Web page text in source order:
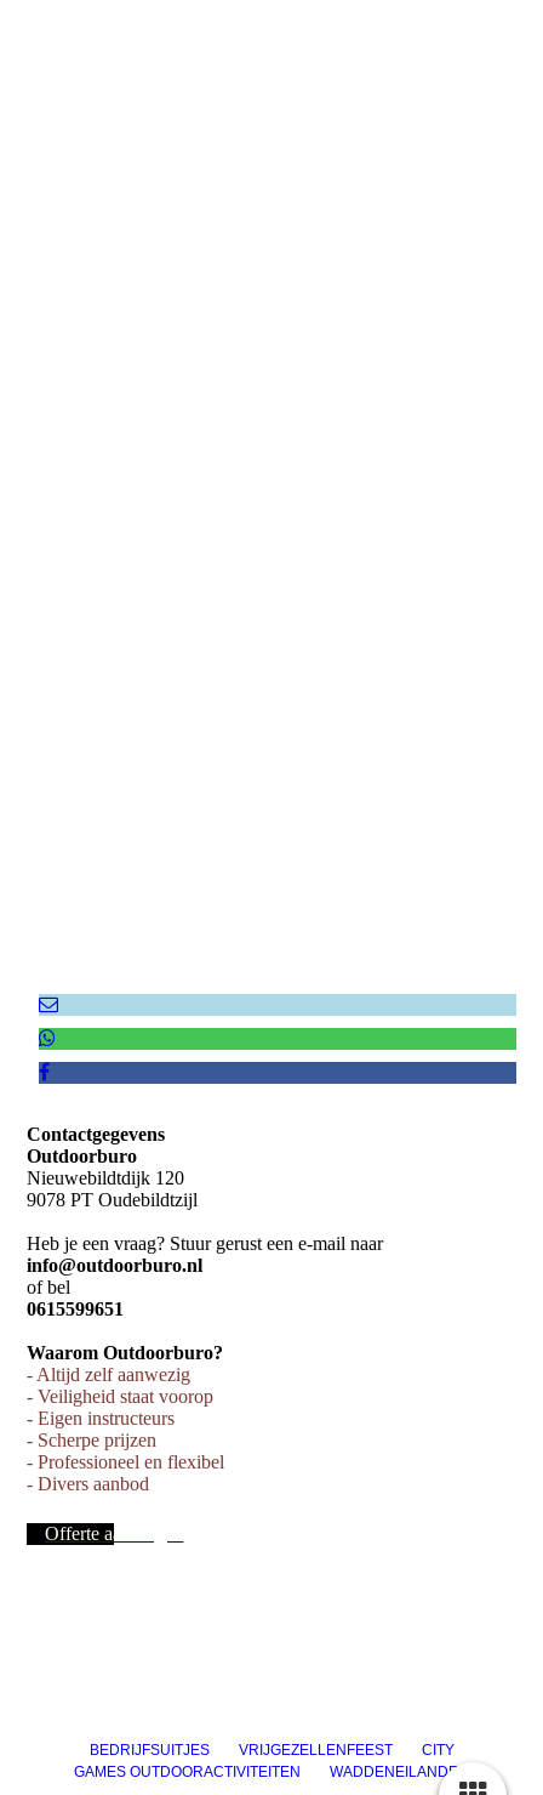
Contactgegevens
Outdoorburo
Nieuwebildtdijk 120
9078 PT Oudebildtzijl
Heb je een vraag? Stuur gerust een e-mail naar
info@outdoorburo.nl
of bel
0615599651
Waarom Outdoorburo?
- Altijd zelf aanwezig
- Veiligheid staat voorop
- Eigen instructeurs
- Scherpe prijzen
- Professioneel en flexibel
- Divers aanbod
Offerte aanvragen
BEDRIJFSUITJES VRIJGEZELLENFEEST
CITY
GAMES OUTDOORACTIVITEITEN WADDENEILANDEN